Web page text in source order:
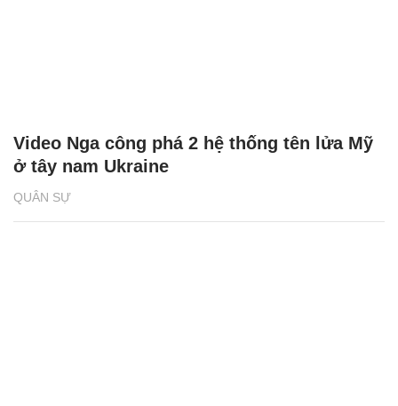
QUÂN SỰ
Video Nga công phá 2 hệ thống tên lửa Mỹ
ở tây nam Ukraine